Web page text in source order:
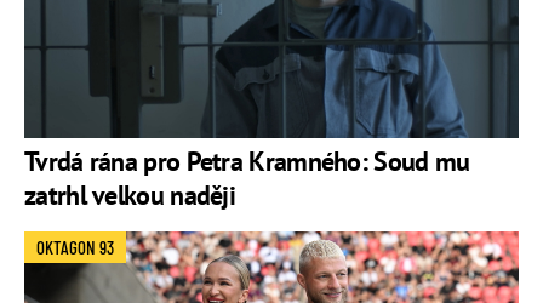
Tvrdá rána pro Petra Kramného: Soud mu
zatrhl velkou naději
OKTAGON 93